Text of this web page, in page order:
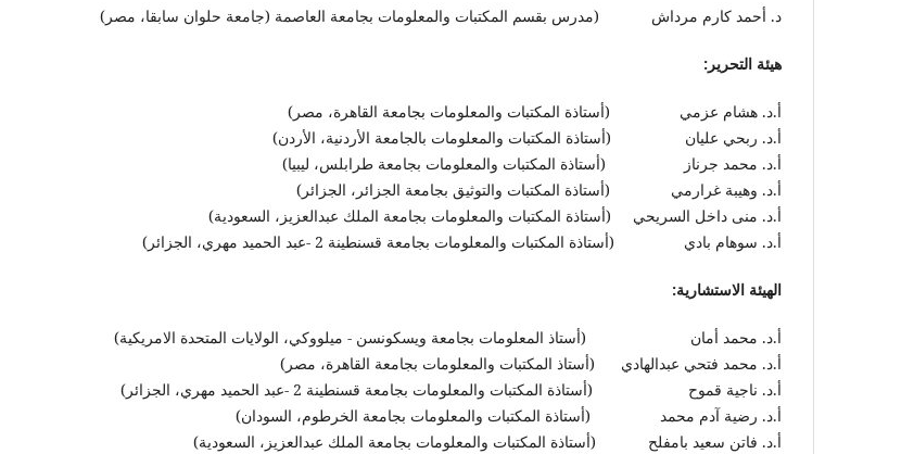
د. أحمد كارم مرداش (مدرس بقسم المكتبات والمعلومات بجامعة العاصمة (جامعة حلوان سابقا، مصر)
هيئة التحرير:
أ.د. هشام عزمي (أستاذة المكتبات والمعلومات بجامعة القاهرة، مصر)
أ.د. ربحي عليان (أستاذة المكتبات والمعلومات بالجامعة الأردنية، الأردن)
أ.د. محمد جرناز (أستاذة المكتبات والمعلومات بجامعة طرابلس، ليبيا)
أ.د. وهيبة غرارمي (أستاذة المكتبات والتوثيق بجامعة الجزائر، الجزائر)
أ.د. منى داخل السريحي (أستاذة المكتبات والمعلومات بجامعة الملك عبدالعزيز، السعودية)
أ.د. سوهام بادي (أستاذة المكتبات والمعلومات بجامعة قسنطينة 2 -عبد الحميد مهري، الجزائر)
الهيئة الاستشارية:
أ.د. محمد أمان (أستاذ المعلومات بجامعة ويسكونسن - ميلووكي، الولايات المتحدة الامريكية)
أ.د. محمد فتحي عبدالهادي (أستاذ المكتبات والمعلومات بجامعة القاهرة، مصر)
أ.د. ناجية قموح (أستاذة المكتبات والمعلومات بجامعة قسنطينة 2 -عبد الحميد مهري، الجزائر)
أ.د. رضية آدم محمد (أستاذة المكتبات والمعلومات بجامعة الخرطوم، السودان)
أ.د. فاتن سعيد بامفلح (أستاذة المكتبات والمعلومات بجامعة الملك عبدالعزيز، السعودية)